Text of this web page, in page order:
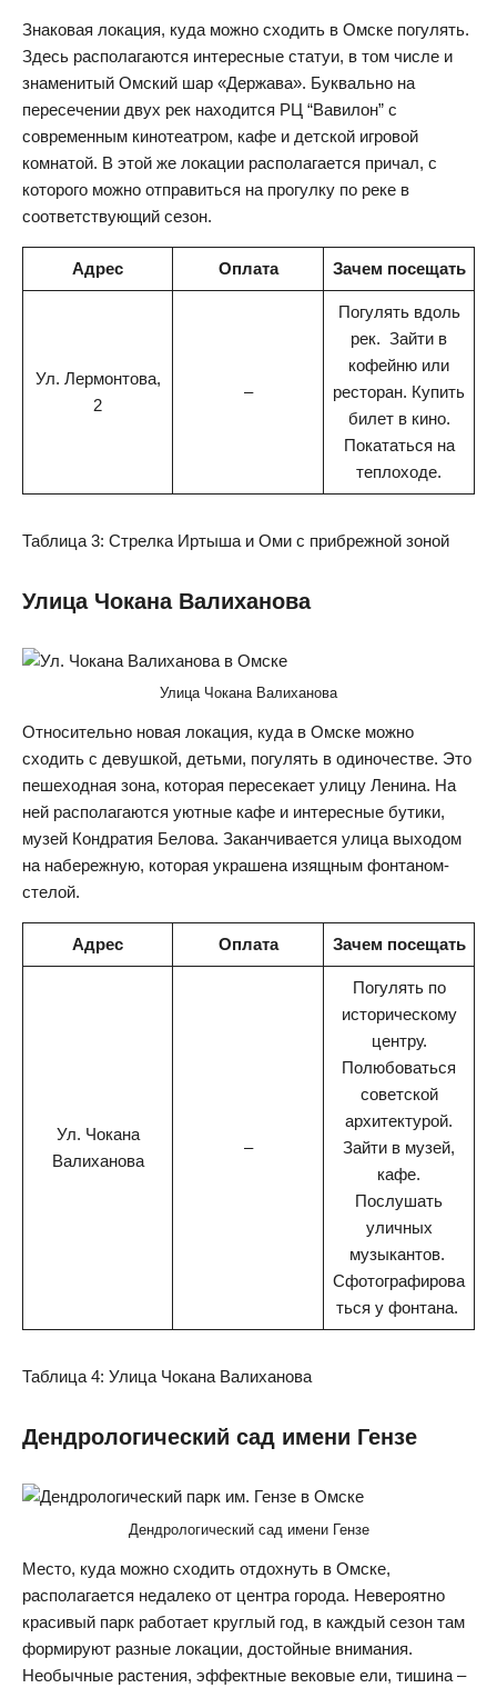
Знаковая локация, куда можно сходить в Омске погулять.
Здесь располагаются интересные статуи, в том числе и
знаменитый Омский шар «Держава». Буквально на
пересечении двух рек находится РЦ “Вавилон” с
современным кинотеатром, кафе и детской игровой
комнатой. В этой же локации располагается причал, с
которого можно отправиться на прогулку по реке в
соответствующий сезон.
Адрес Оплата Зачем посещать
Ул. Лермонтова,
2
–
Погулять вдоль
рек. Зайти в
кофейню или
ресторан. Купить
билет в кино.
Покататься на
теплоходе.
Таблица 3: Стрелка Иртыша и Оми с прибрежной зоной
Улица Чокана Валиханова
Улица Чокана Валиханова
Относительно новая локация, куда в Омске можно
сходить с девушкой, детьми, погулять в одиночестве. Это
пешеходная зона, которая пересекает улицу Ленина. На
ней располагаются уютные кафе и интересные бутики,
музей Кондратия Белова. Заканчивается улица выходом
на набережную, которая украшена изящным фонтаном-
стелой.
Адрес Оплата Зачем посещать
Ул. Чокана
Валиханова
–
Погулять по
историческому
центру.
Полюбоваться
советской
архитектурой.
Зайти в музей,
кафе.
Послушать
уличных
музыкантов.
Сфотографирова
ться у фонтана.
Таблица 4: Улица Чокана Валиханова
Дендрологический сад имени Гензе
Дендрологический сад имени Гензе
Место, куда можно сходить отдохнуть в Омске,
располагается недалеко от центра города. Невероятно
красивый парк работает круглый год, в каждый сезон там
формируют разные локации, достойные внимания.
Необычные растения, эффектные вековые ели, тишина –